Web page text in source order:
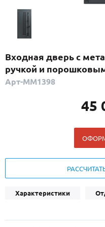
(29)
ПО НАЗНАЧЕНИЮ
ПО КОНСТРУКЦИИ
Входная дверь с
ручкой и
Арт-ММ1398
45
Характеристики